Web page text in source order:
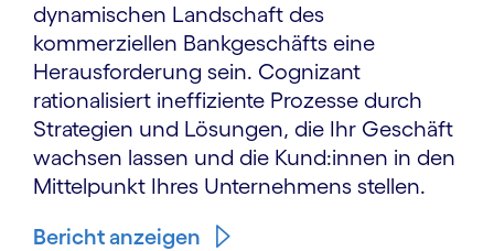
dynamischen Landschaft des
kommerziellen Bankgeschäfts eine
Herausforderung sein. Cognizant
rationalisiert ineffiziente Prozesse durch
Strategien und Lösungen, die Ihr Geschäft
wachsen lassen und die Kund:innen in den
Mittelpunkt Ihres Unternehmens stellen.
Bericht anzeigen